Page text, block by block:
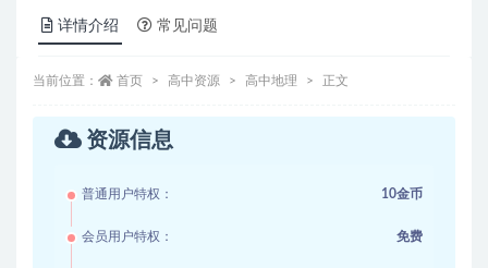
详情介绍 常见问题
当前位置： 首页 高中资源 高中地理 正文
资源信息
普通用户特权： 10金币
会员用户特权： 免费